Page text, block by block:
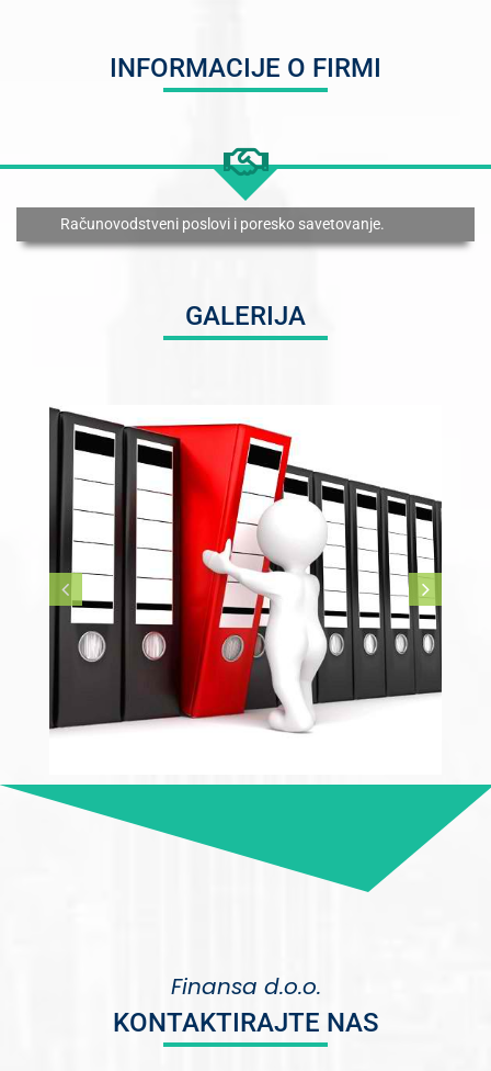
INFORMACIJE O FIRMI
Računovodstveni poslovi i poresko savetovanje.
GALERIJA
Finansa d.o.o.
KONTAKTIRAJTE NAS